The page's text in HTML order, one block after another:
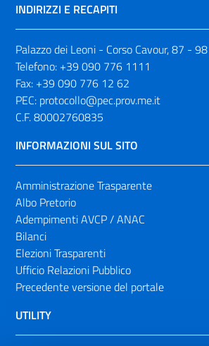
INDIRIZZI E RECAPITI
Palazzo dei Leoni - Corso Cavour, 87 -
Telefono: +39 090 776 1111
Fax: +39 090 776 12 62
PEC: protocollo@pec.prov.me.it
C.F. 80002760835
INFORMAZIONI SUL SITO
Amministrazione Trasparente
Albo Pretorio
Adempimenti AVCP / ANAC
Bilanci
Elezioni Trasparenti
Ufficio Relazioni Pubblico
Precedente versione del portale
UTILITY